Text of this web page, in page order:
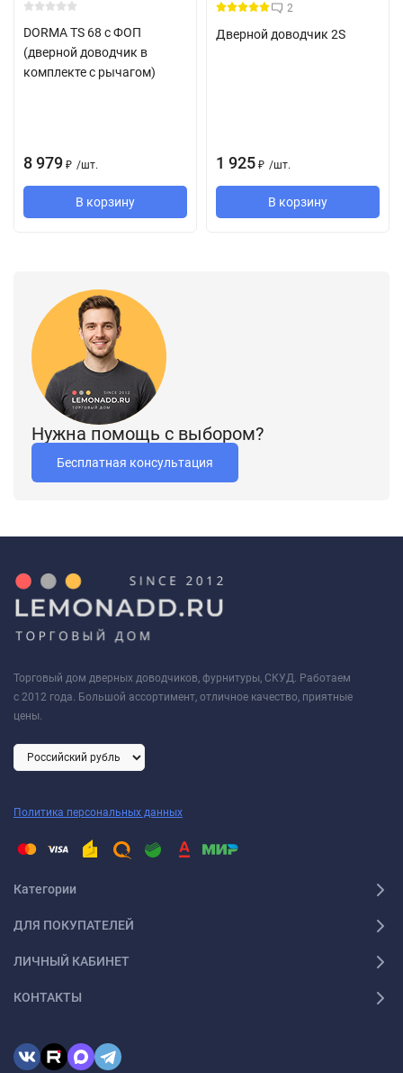
ТЕХНИЧЕСКИЕ ДАННЫЕ
Размеры 147*56*37 (Д*Ш*В)
Подходит для левых и правых дверей
Фиксация двери в открытом положении
Плавная регулировка скорости закрывания в диапазоне
180° - 18°
Цвет (артикул): серый, серебро, белый, золото, бронза
Гарантия производителя 5 лет
DORMA TS 68 с ФОП
(дверной доводчик в
комплекте с рычагом)
8 979 ₽ /шт.
В корзину
2
Дверной доводчик 2S
1 925 ₽ /шт.
В корзину
Нужна помощь с выбором?
Бесплатная консультация
Торговый дом дверных доводчиков, фурнитуры, СКУД. Работаем
с 2012 года. Большой ассортимент, отличное качество, приятные
цены.
Политика персональных данных
Категории
ДЛЯ ПОКУПАТЕЛЕЙ
ЛИЧНЫЙ КАБИНЕТ
КОНТАКТЫ